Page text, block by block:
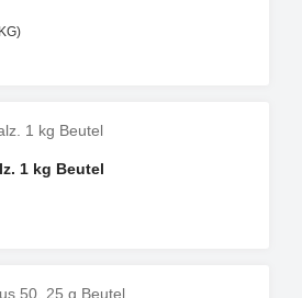
1 kg Beutel